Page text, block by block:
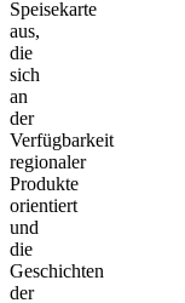
Speisekarte
aus,
die
sich
an
der
Verfügbarkeit
regionaler
Produkte
orientiert
und
die
Geschichten
der